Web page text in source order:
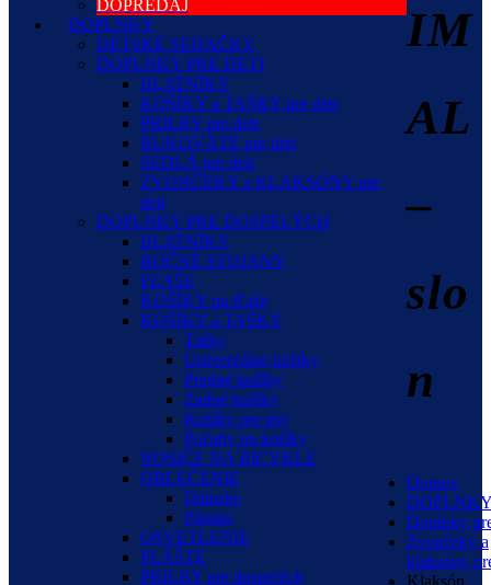
DOPREDAJ
DOPLNKY
DETSKÉ SEDAČKY
DOPLNKY PRE DETI
BLATNÍKY
KOŠÍKY a TAŠKY pre deti
PRILBY pre deti
RUKOVÄTE pre deti
SEDLÁ pre deti
ZVONČEKY a KLAKSÓNY pre
deti
DOPLNKY PRE DOSPELÝCH
BLATNÍKY
BOČNÉ STOJANY
FĽAŠE
KOŠÍKY na fľaše
KOŠÍKY a TAŠKY
Tašky
Univerzálne košíky
Predné košíky
Zadné košíky
Košíky pre psy
Poťahy na košíky
NOSIČE NA BICYKLE
OBLEČENIE
Dámske
Pánske
OSVETLENIE
PLÁŠTE
PRILBY pre dospelých
IM
AL
–
slo
n
Domov
Doplnky
Zvončeky a
klaksóny
Klaksón